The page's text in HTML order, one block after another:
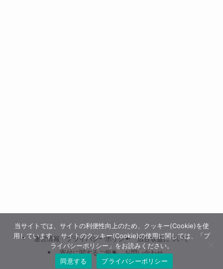
運営情報・プライバシーポリシー
広告収益について
寄付に関するご報告
お問い合わせ
当サイトでは、サイトの利便性向上のため、クッキー(Cookie)を使
用しています。 サイトのクッキー(Cookie)の使用に関しては、「プ
ライバシーポリシー」をお読みください。
同意する
プライバシーポリシー